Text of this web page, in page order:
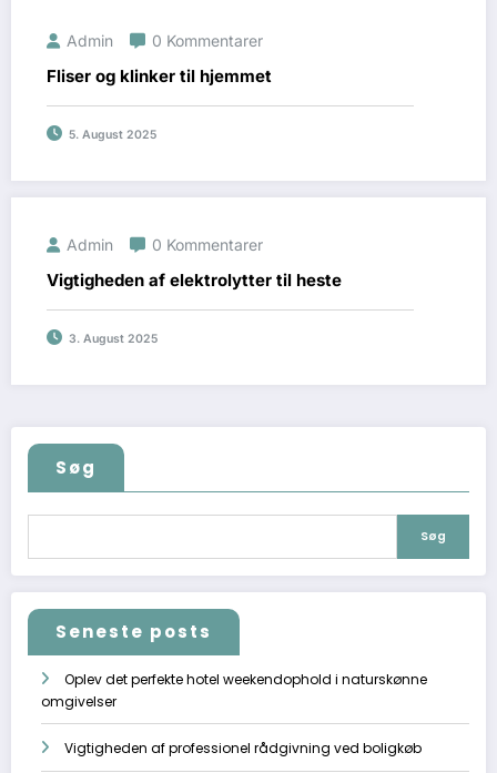
Admin 0 Kommentarer
Fliser og klinker til hjemmet
5. August 2025
Admin 0 Kommentarer
Vigtigheden af elektrolytter til heste
3. August 2025
Søg
Søg
Seneste posts
Oplev det perfekte hotel weekendophold i naturskønne
omgivelser
Vigtigheden af professionel rådgivning ved boligkøb